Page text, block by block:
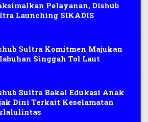
Pelayanan, Dishub
Launching SIKADIS
Sultra Komitmen Majukan
Singgah Tol Laut
Sultra Bakal Edukasi Anak
Dini Terkait Keselamatan